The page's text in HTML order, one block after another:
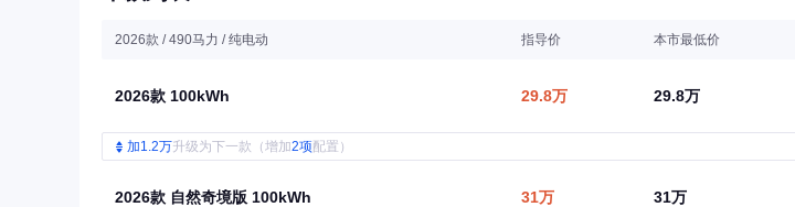
2026款 / 490马力 / 纯电动 指导价 本市最低价
2026款 100kWh 29.8万 29.8万
加1.2万升级为下一款（增加2项配置）
2026款 自然奇境版 100kWh 31万 31万